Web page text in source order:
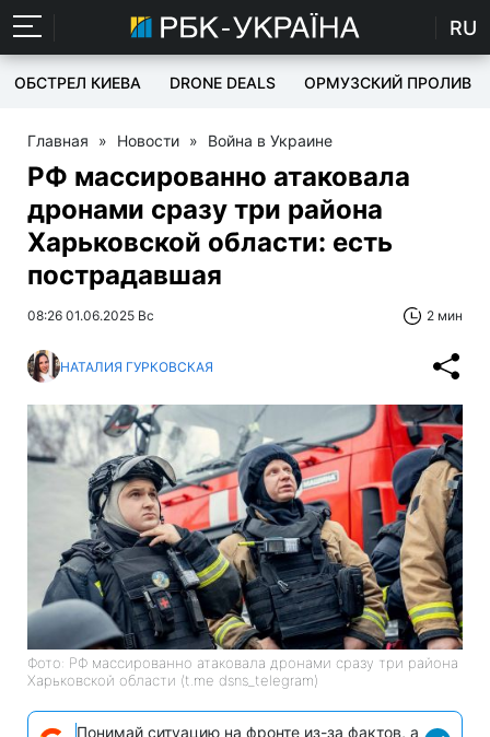
RU
ОБСТРЕЛ КИЕВА DRONE DEALS ОРМУЗСКИЙ ПРОЛИВ
Главная » Новости » Война в Украине
РФ массированно атаковала
дронами сразу три района
Харьковской области: есть
пострадавшая
08:26 01.06.2025 Вс 2 мин
НАТАЛИЯ ГУРКОВСКАЯ
Фото: РФ массированно атаковала дронами сразу три района
Харьковской области (t.me dsns_telegram)
Понимай ситуацию на фронте из-за фактов, а